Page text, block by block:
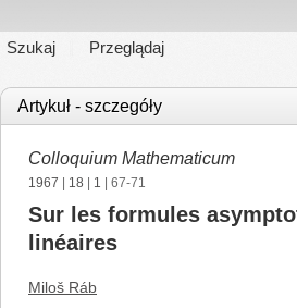
Szukaj Przeglądaj
Artykuł - szczegóły
Colloquium Mathematicum
1967 18 1 | 67-71
Sur les formules
linéaires
Miloš Ráb